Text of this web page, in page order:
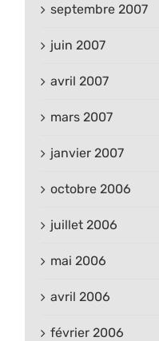
septembre 2007
juin 2007
avril 2007
mars 2007
janvier 2007
octobre 2006
juillet 2006
mai 2006
avril 2006
février 2006